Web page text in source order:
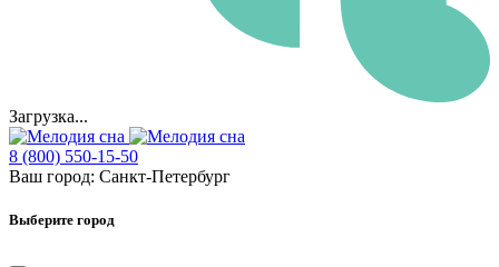
Загрузка...
8 (800) 550-15-50
Ваш город: Санкт-Петербург
Выберите город